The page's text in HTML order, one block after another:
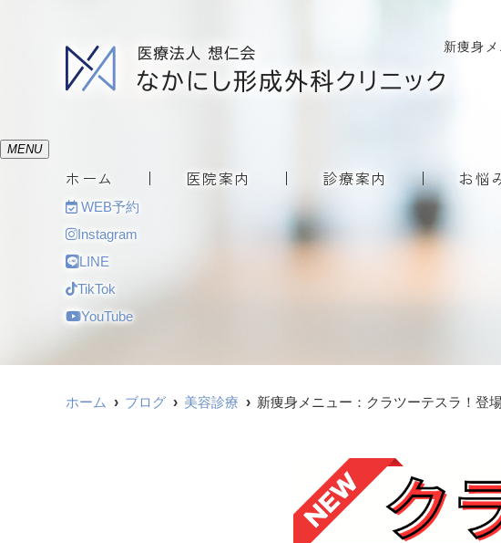
新痩身
MENU
ホーム 医院案内 診療案内 お悩
WEB予約
Instagram
LINE
TikTok
YouTube
ホーム ブログ 美容診療 新痩身メニュー：クラツーテスラ！登場